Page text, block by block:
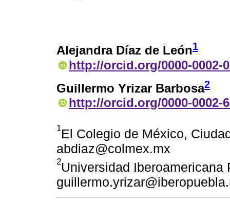
Alejandra Díaz de León1
http://orcid.org/0000-0002-
Guillermo Yrizar Barbosa2
http://orcid.org/0000-0002-
1El Colegio de México,
abdiaz@colmex.mx
2Universidad